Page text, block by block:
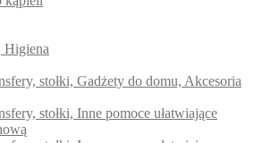
Higiena
stołki, Gadżety do domu, Akcesoria
stołki, Inne pomoce ułatwiające